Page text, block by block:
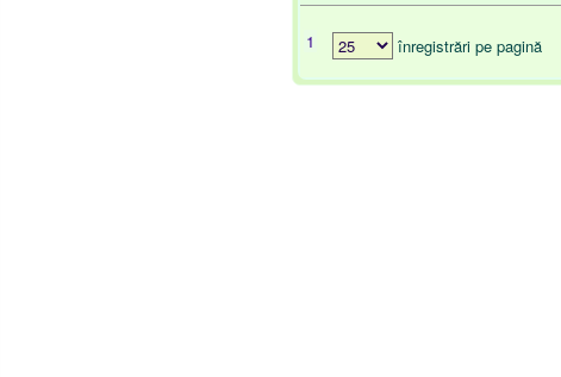
1 înregistrări pe pagină